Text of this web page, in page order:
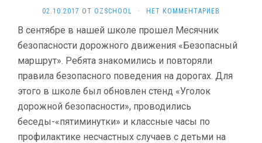
02.10.2017 ОТ OZSCHOOL · НЕТ КОММЕНТАРИЕВ
В сентябре в нашей школе прошел Месячник
безопасности дорожного движения «Безопасный
маршрут». Ребята знакомились и повторяли
правила безопасного поведения на дорогах. Для
этого в школе был обновлен стенд «Уголок
дорожной безопасности», проводились
беседы-«пятиминутки» и классные часы по
профилактике несчастных случаев с детьми на